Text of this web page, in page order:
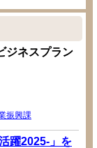
ジネスプラン
振興課
躍2025-」を